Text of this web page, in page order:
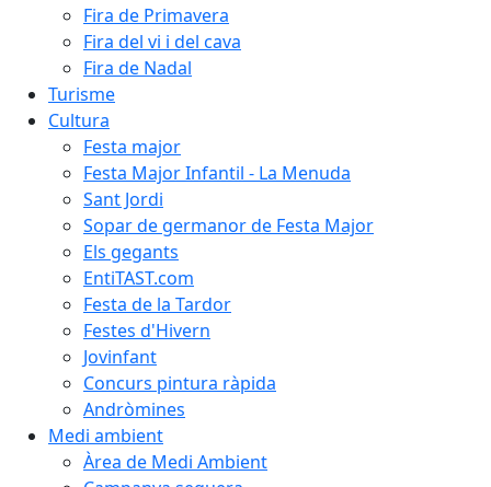
Fira de Primavera
Fira del vi i del cava
Fira de Nadal
Turisme
Cultura
Festa major
Festa Major Infantil - La Menuda
Sant Jordi
Sopar de germanor de Festa Major
Els gegants
EntiTAST.com
Festa de la Tardor
Festes d'Hivern
Jovinfant
Concurs pintura ràpida
Andròmines
Medi ambient
Àrea de Medi Ambient